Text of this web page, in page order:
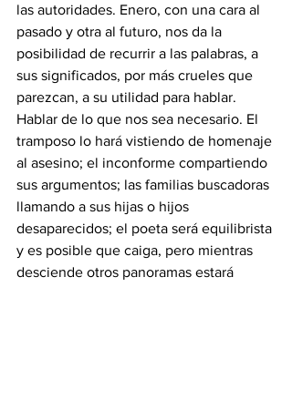
las autoridades. Enero, con una cara al
pasado y otra al futuro, nos da la
posibilidad de recurrir a las palabras, a
sus significados, por más crueles que
parezcan, a su utilidad para hablar.
Hablar de lo que nos sea necesario. El
tramposo lo hará vistiendo de homenaje
al asesino; el inconforme compartiendo
sus argumentos; las familias buscadoras
llamando a sus hijas o hijos
desaparecidos; el poeta será equilibrista
y es posible que caiga, pero mientras
desciende otros panoramas estará